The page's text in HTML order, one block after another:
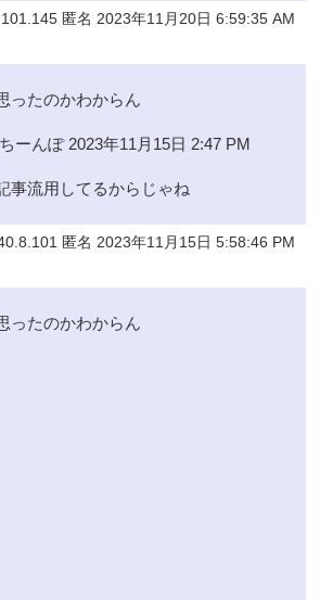
匿名 2023年11月20日 6:59:35 AM
ったのかわからん
ーんぽ 2023年11月15日 2:47 PM
事流用してるからじゃね
匿名 2023年11月15日 5:58:46 PM
ったのかわからん